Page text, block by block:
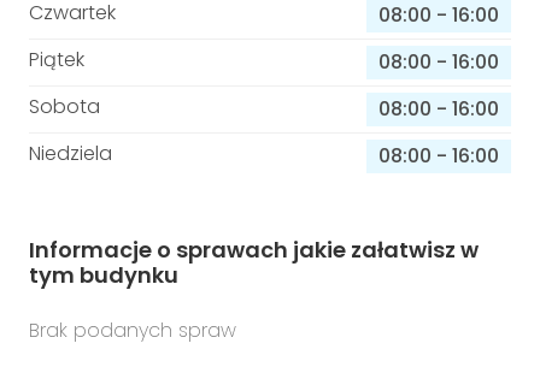
Czwartek
08:00 - 16:00
Piątek
08:00 - 16:00
Sobota
08:00 - 16:00
Niedziela
08:00 - 16:00
Informacje o sprawach jakie załatwisz w
tym budynku
Brak podanych spraw